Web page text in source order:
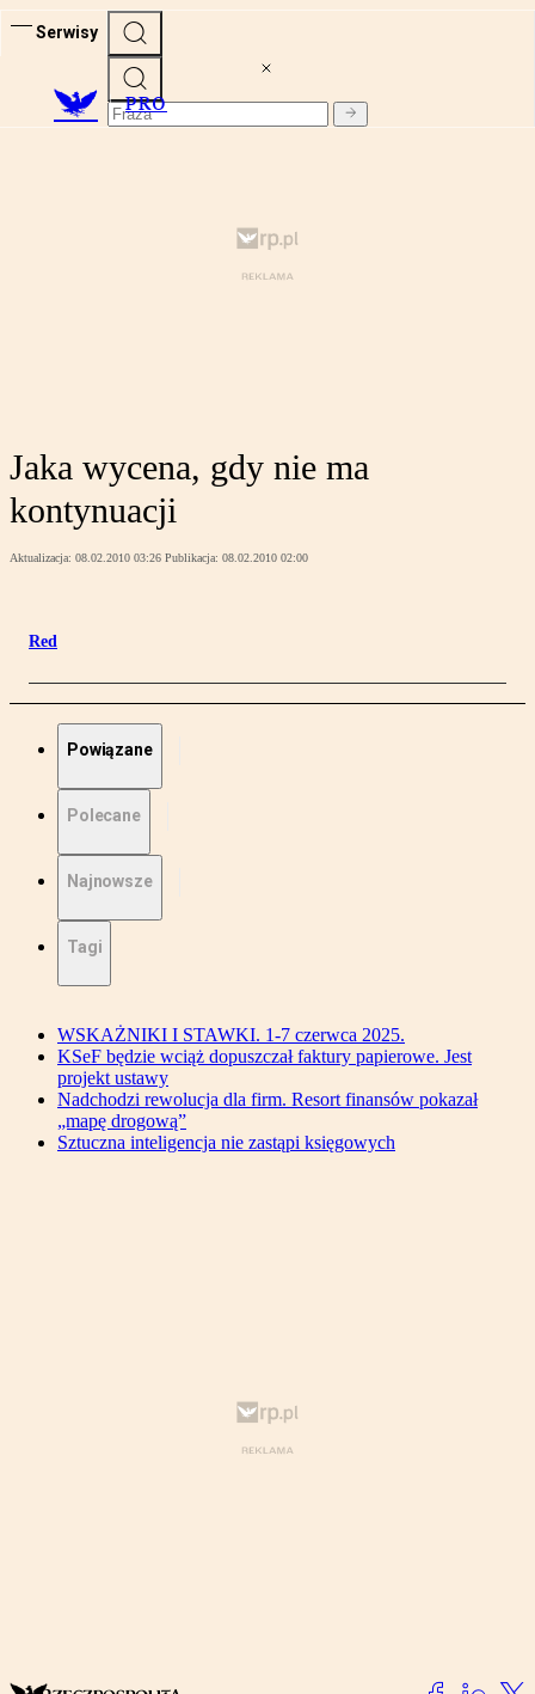
Serwisy
PRO
Jaka wycena, gdy nie ma
kontynuacji
Aktualizacja: 08.02.2010 03:26 Publikacja: 08.02.2010 02:00
Red
Powiązane
Polecane
Najnowsze
Tagi
WSKAŻNIKI I STAWKI. 1-7 czerwca 2025.
KSeF będzie wciąż dopuszczał faktury papierowe. Jest
projekt ustawy
Nadchodzi rewolucja dla firm. Resort finansów pokazał
„mapę drogową”
Sztuczna inteligencja nie zastąpi księgowych